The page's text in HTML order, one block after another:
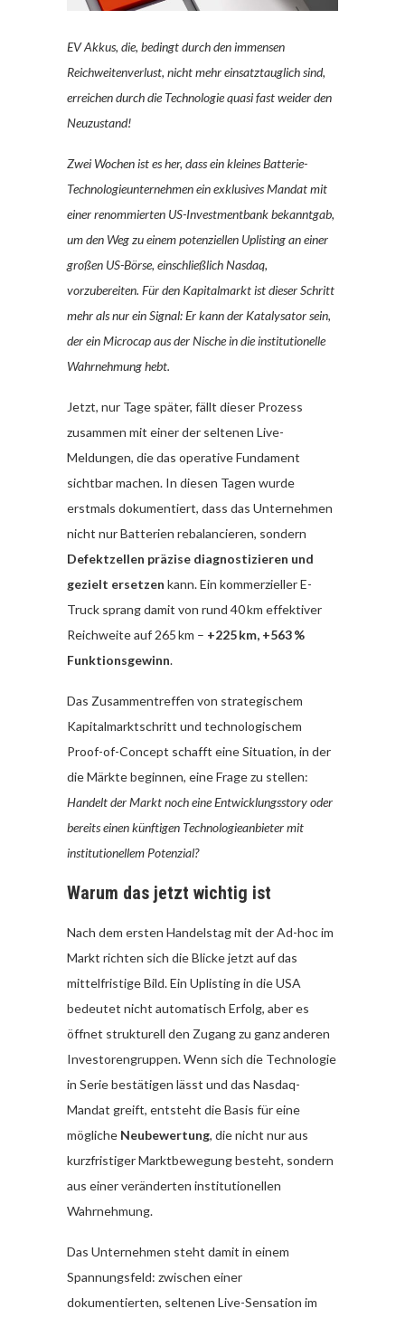
EV Akkus, die, bedingt durch den immensen
Reichweitenverlust, nicht mehr einsatztauglich sind,
erreichen durch die Technologie quasi fast weider den
Neuzustand!
Zwei Wochen ist es her, dass ein kleines Batterie-
Technologieunternehmen ein exklusives Mandat mit
einer renommierten US-Investmentbank bekanntgab,
um den Weg zu einem potenziellen Uplisting an einer
großen US-Börse, einschließlich Nasdaq,
vorzubereiten. Für den Kapitalmarkt ist dieser Schritt
mehr als nur ein Signal: Er kann der Katalysator sein,
der ein Microcap aus der Nische in die institutionelle
Wahrnehmung hebt.
Jetzt, nur Tage später, fällt dieser Prozess
zusammen mit einer der seltenen Live-
Meldungen, die das operative Fundament
sichtbar machen. In diesen Tagen wurde
erstmals dokumentiert, dass das Unternehmen
nicht nur Batterien rebalancieren, sondern
Defektzellen präzise diagnostizieren und
gezielt ersetzen kann. Ein kommerzieller E-
Truck sprang damit von rund 40 km effektiver
Reichweite auf 265 km – +225 km, +563 %
Funktionsgewinn.
Das Zusammentreffen von strategischem
Kapitalmarktschritt und technologischem
Proof-of-Concept schafft eine Situation, in der
die Märkte beginnen, eine Frage zu stellen:
Handelt der Markt noch eine Entwicklungsstory oder
bereits einen künftigen Technologieanbieter mit
institutionellem Potenzial?
Warum das jetzt wichtig ist
Nach dem ersten Handelstag mit der Ad-hoc im
Markt richten sich die Blicke jetzt auf das
mittelfristige Bild. Ein Uplisting in die USA
bedeutet nicht automatisch Erfolg, aber es
öffnet strukturell den Zugang zu ganz anderen
Investorengruppen. Wenn sich die Technologie
in Serie bestätigen lässt und das Nasdaq-
Mandat greift, entsteht die Basis für eine
mögliche Neubewertung, die nicht nur aus
kurzfristiger Marktbewegung besteht, sondern
aus einer veränderten institutionellen
Wahrnehmung.
Das Unternehmen steht damit in einem
Spannungsfeld: zwischen einer
dokumentierten, seltenen Live-Sensation im